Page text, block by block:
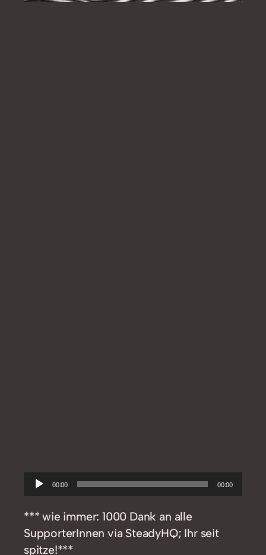
Audio-
Player
00:00 00:00
*** wie immer: 1000 Dank an alle
SupporterInnen via SteadyHQ; Ihr seit
spitze!***